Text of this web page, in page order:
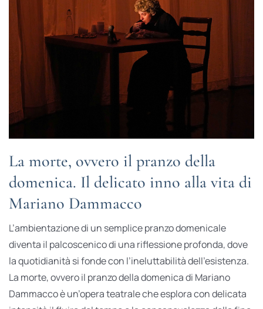
La morte, ovvero il pranzo della
domenica. Il delicato inno alla vita di
Mariano Dammacco
L’ambientazione di un semplice pranzo domenicale
diventa il palcoscenico di una riflessione profonda, dove
la quotidianità si fonde con l’ineluttabilità dell’esistenza.
La morte, ovvero il pranzo della domenica di Mariano
Dammacco è un’opera teatrale che esplora con delicata